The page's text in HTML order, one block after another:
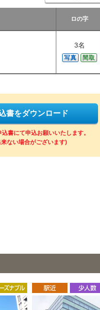
ロの字
3名
写真 間取
書をダウンロード
書にて申込お願いいたします。
ない場合がございます)